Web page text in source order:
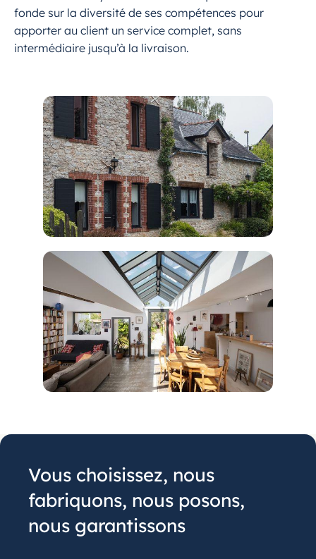
fonde sur la diversité de ses compétences pour
apporter au client un service complet, sans
intermédiaire jusqu’à la livraison.
Vous choisissez, nous
fabriquons, nous posons,
nous garantissons